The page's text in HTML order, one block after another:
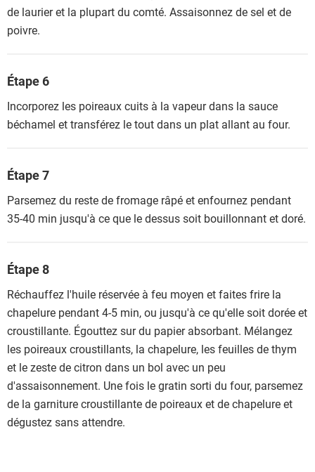
de laurier et la plupart du comté. Assaisonnez de sel et de
poivre.
Étape 6
Incorporez les poireaux cuits à la vapeur dans la sauce
béchamel et transférez le tout dans un plat allant au four.
Étape 7
Parsemez du reste de fromage râpé et enfournez pendant
35-40 min jusqu'à ce que le dessus soit bouillonnant et doré.
Étape 8
Réchauffez l'huile réservée à feu moyen et faites frire la
chapelure pendant 4-5 min, ou jusqu'à ce qu'elle soit dorée et
croustillante. Égouttez sur du papier absorbant. Mélangez
les poireaux croustillants, la chapelure, les feuilles de thym
et le zeste de citron dans un bol avec un peu
d'assaisonnement. Une fois le gratin sorti du four, parsemez
de la garniture croustillante de poireaux et de chapelure et
dégustez sans attendre.